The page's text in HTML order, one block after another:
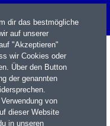
dir das bestmögliche
auf unserer
"Akzeptieren"
wir Cookies oder
Über den Button
der genannten
von
dieser Website
in unseren